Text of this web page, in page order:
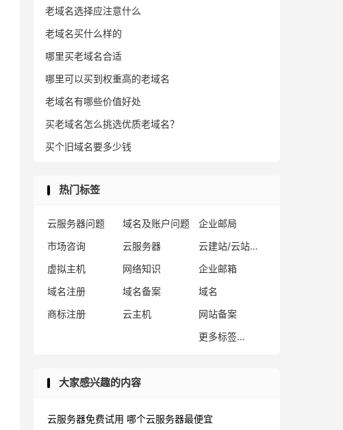
老域名选择应注意什么
老域名买什么样的
哪里买老域名合适
哪里可以买到权重高的老域名
老域名有哪些价值好处
买老域名怎么挑选优质老域名？
买个旧域名要多少钱
热门标签
云服务器问题 域名及账户问题
企业邮局
市场咨询
云服务器
云建站/云站群/小程序
虚拟主机
网络知识
企业邮箱
域名注册
域名备案
域名
商标注册
云主机
网站备案
更多标签...
大家感兴趣的内容
云服务器免费试用 哪个云服务器最便宜